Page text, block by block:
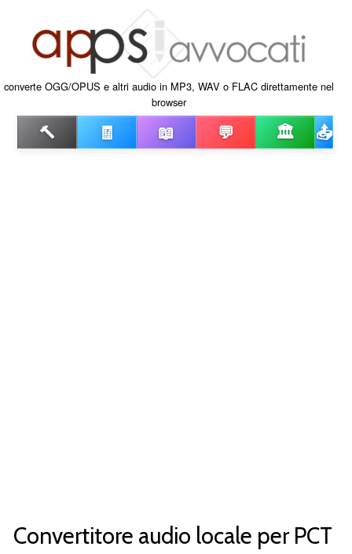
converte OGG/OPUS e altri audio in MP3, WAV o FLAC direttamente nel
browser
🔨 🧾 📖 💬 🏛️ 📤
Convertitore audio locale per PCT